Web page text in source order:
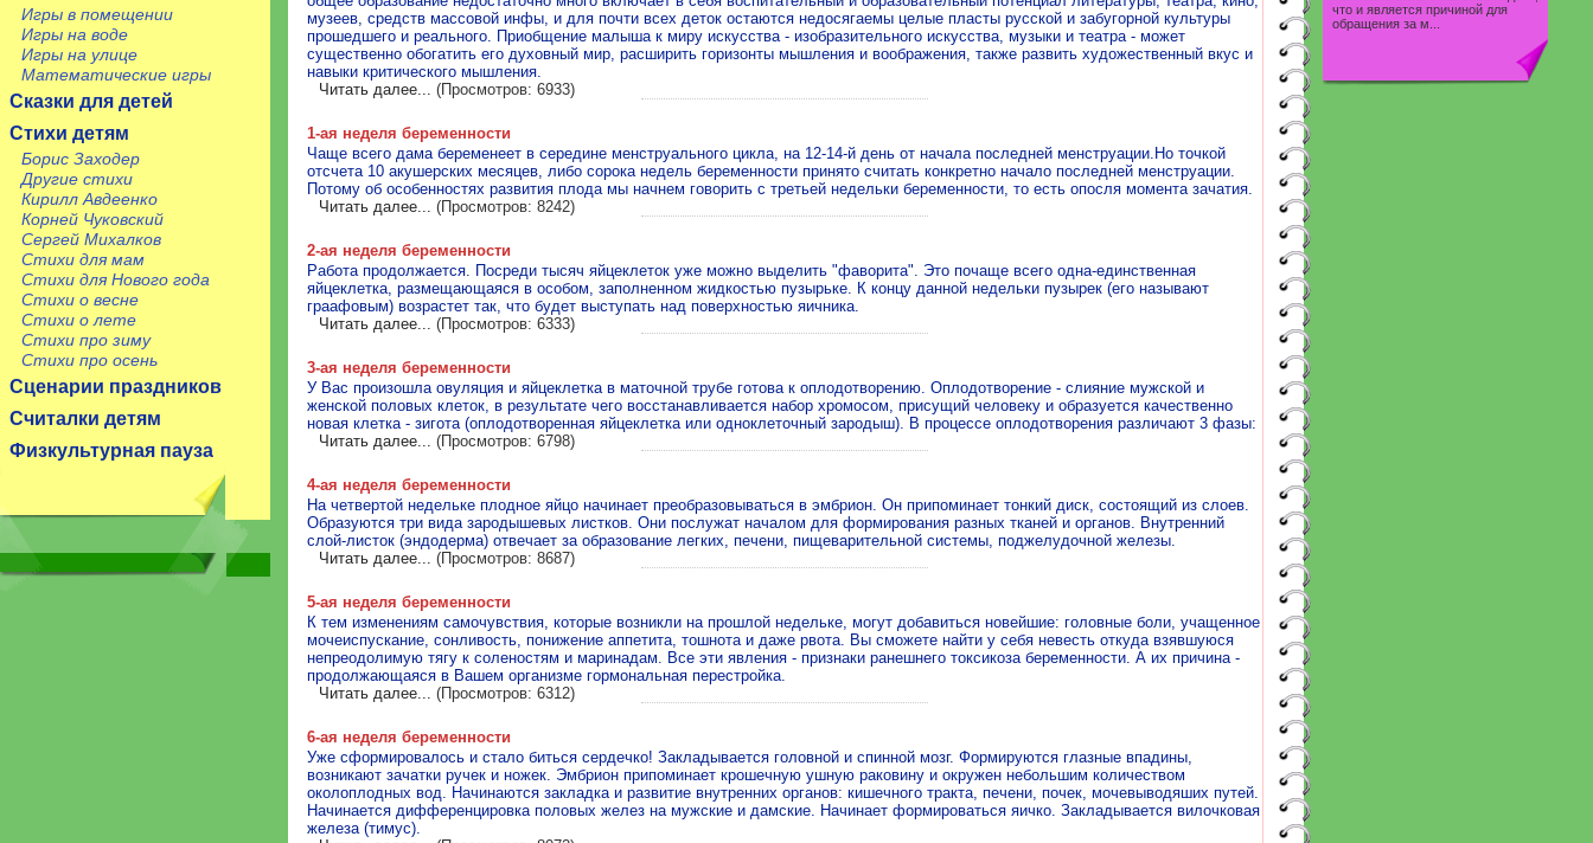
Игры в помещении
Игры на воде
Игры на улице
Математические игры
Сказки для детей
Стихи детям
Борис Заходер
Другие стихи
Кирилл Авдеенко
Корней Чуковский
Сергей Михалков
Стихи для мам
Стихи для Нового года
Стихи о весне
Стихи о лете
Стихи про зиму
Стихи про осень
Сценарии праздников
Считалки детям
Физкультурная пауза
музеев, средств массовой инфы, и для почти всех деток остаются недосягаемы целые пласты русской и забугорной культуры
прошедшего и реального. Приобщение малыша к миру искусства - изобразительного искусства, музыки и театра - может
существенно обогатить его духовный мир, расширить горизонты мышления и воображения, также развить художественный вкус и
навыки критического мышления.
Читать далее...
(Просмотров: 6933)
1-ая неделя беременности
Чаще всего дама беременеет в середине менструального цикла, на 12-14-й день от начала последней менструации.Но точкой
отсчета 10 акушерских месяцев, либо сорока недель беременности принято считать конкретно начало последней менструации.
Потому об особенностях развития плода мы начнем говорить с третьей недельки беременности, то есть опосля момента зачатия.
Читать далее...
(Просмотров: 8242)
2-ая неделя беременности
Работа продолжается. Посреди тысяч яйцеклеток уже можно выделить "фаворита". Это почаще всего одна-единственная
яйцеклетка, размещающаяся в особом, заполненном жидкостью пузырьке. К концу данной недельки пузырек (его называют
граафовым) возрастет так, что будет выступать над поверхностью яичника.
Читать далее...
(Просмотров: 6333)
3-ая неделя беременности
У Вас произошла овуляция и яйцеклетка в маточной трубе готова к оплодотворению. Оплодотворение - слияние мужской и
женской половых клеток, в результате чего восстанавливается набор хромосом, присущий человеку и образуется качественно
новая клетка - зигота (оплодотворенная яйцеклетка или одноклеточный зародыш). В процессе оплодотворения различают 3 фазы:
Читать далее...
(Просмотров: 6798)
4-ая неделя беременности
На четвертой недельке плодное яйцо начинает преобразовываться в эмбрион. Он припоминает тонкий диск, состоящий из слоев.
Образуются три вида зародышевых листков. Они послужат началом для формирования разных тканей и органов. Внутренний
слой-листок (эндодерма) отвечает за образование легких, печени, пищеварительной системы, поджелудочной железы.
Читать далее...
(Просмотров: 8687)
5-ая неделя беременности
К тем изменениям самочувствия, которые возникли на прошлой недельке, могут добавиться новейшие: головные боли, учащенное
мочеиспускание, сонливость, понижение аппетита, тошнота и даже рвота. Вы сможете найти у себя невесть откуда взявшуюся
непреодолимую тягу к соленостям и маринадам. Все эти явления - признаки ранешнего токсикоза беременности. А их причина -
продолжающаяся в Вашем организме гормональная перестройка.
Читать далее...
(Просмотров: 6312)
6-ая неделя беременности
Уже сформировалось и стало биться сердечко! Закладывается головной и спинной мозг. Формируются глазные впадины,
возникают зачатки ручек и ножек. Эмбрион припоминает крошечную ушную раковину и окружен небольшим количеством
околоплодных вод. Начинаются закладка и развитие внутренних органов: кишечного тракта, печени, почек, мочевыводяших путей.
Начинается дифференцировка половых желез на мужские и дамские. Начинает формироваться яичко. Закладывается вилочковая
железа (тимус).
что и является причиной для
обращения за м...